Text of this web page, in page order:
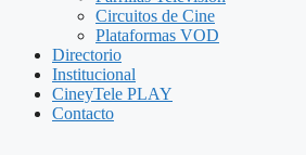
Circuitos de Cine
Plataformas VOD
Directorio
Institucional
CineyTele PLAY
Contacto